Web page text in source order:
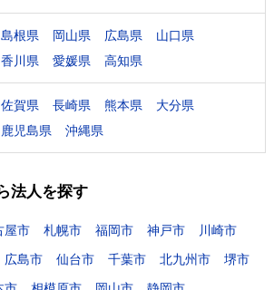
島根県 岡山県 広島県
山口県
香川県 愛媛県 高知県
佐賀県 長崎県 熊本県
大分県
鹿児島県 沖縄県
法人を探す
屋市 札幌市 福岡市 神戸市
川崎市
広島市 仙台市 千葉市 北九州市
堺市